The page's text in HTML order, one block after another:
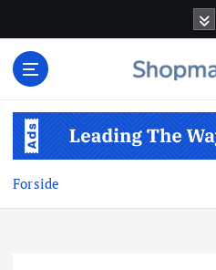
Forside